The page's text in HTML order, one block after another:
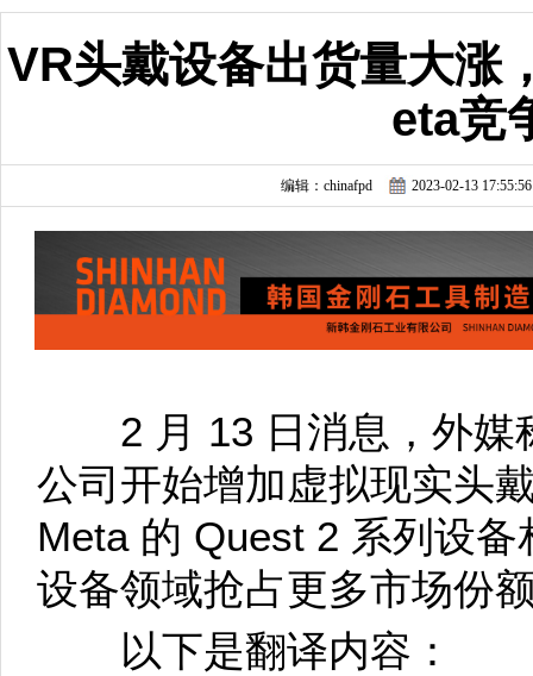
VR头戴设备出货量大涨
eta竞
编辑：chinafpd 2023-02-13 17:55:56
2 月 13 日消息，外媒
公司开始增加虚拟现实头
Meta 的 Quest 2 系列设
设备领域抢占更多市场份
以下是翻译内容：